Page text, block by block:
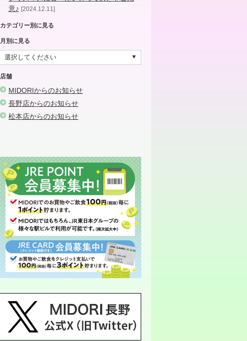
意♪ 2024.12.11
カテゴリー別に見る
月別に見る
店舗
MIDORIからのお知らせ
長野店からのお知らせ
松本店からのお知らせ